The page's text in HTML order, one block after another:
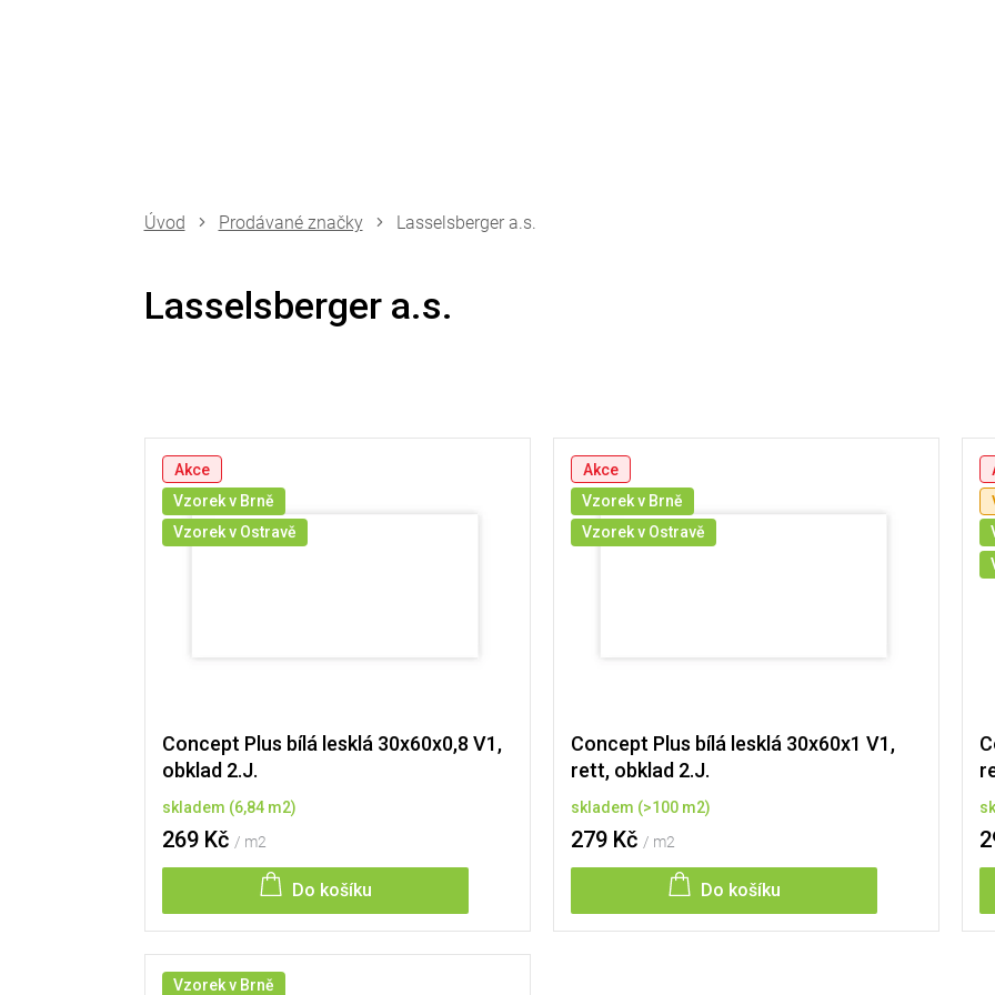
Prodávané značky Lasselsberger a.s.
Lasselsberger a.s.
V
Akce
Vzorek v Brně
Vzorek v Ostravě
Concept Plus bílá lesklá 30x60x0,8 V1,
obklad 2.J.
skladem (6,84 m2)
269 Kč / m2
Do košíku
Akce
Vzorek v Brně
Vzorek v Ostravě
Concept Plus bílá lesklá 30x60x1 V1,
rett, obklad 2.J.
skladem (>100 m2)
279 Kč / m2
Do košíku
Vzorek v Brně